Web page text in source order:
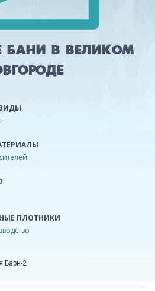
БАНИ В ВЕЛИКОМ
ПЛОТНИКИ
Барн-2